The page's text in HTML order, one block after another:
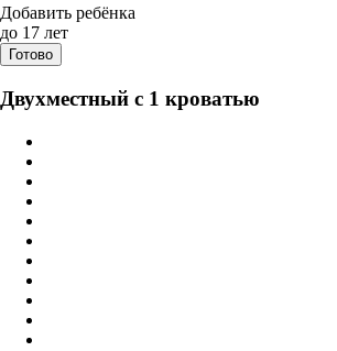
Дата заезда - отъезда
Добавить ребёнка
до 17 лет
Готово
Двухместный с 1 кроватью